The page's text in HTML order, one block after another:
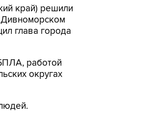
край) решили
Дивноморском
глава города
работой
округах